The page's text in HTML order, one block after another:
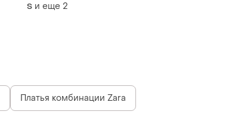
S и еще 2
Платья комбинации Zara